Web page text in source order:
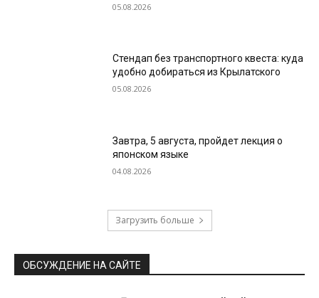
05.08.2026
Стендап без транспортного квеста: куда
удобно добираться из Крылатского
05.08.2026
Завтра, 5 августа, пройдет лекция о
японском языке
04.08.2026
Загрузить больше
ОБСУЖДЕНИЕ НА САЙТЕ